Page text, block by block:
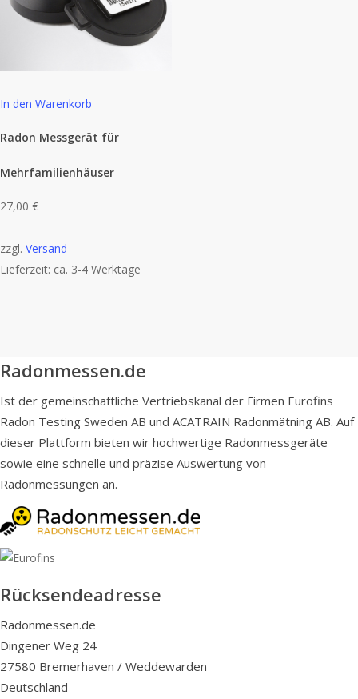
In den Warenkorb
Radon Messgerät für
Mehrfamilienhäuser
27,00 €
zzgl. Versand
Lieferzeit: ca. 3-4 Werktage
Radonmessen.de
Ist der gemeinschaftliche Vertriebskanal der Firmen Eurofins
Radon Testing Sweden AB und ACATRAIN Radonmätning AB. Auf
dieser Plattform bieten wir hochwertige Radonmessgeräte
sowie eine schnelle und präzise Auswertung von
Radonmessungen an.
Rücksendeadresse
Radonmessen.de
Dingener Weg 24
27580 Bremerhaven / Weddewarden
Deutschland